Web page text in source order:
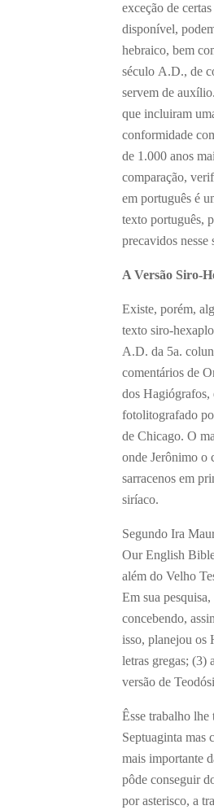
exceção de
disponível,
hebraico, bem
século A.D., de
servem de
que incluiram
conformidade
de 1.000 anos
comparação,
em português é
texto português,
precavidos nesse
A Versão Siro-
Existe, porém,
texto siro-
A.D. da 5a.
comentários de
dos
fotolitografado
de Chicago. O
onde Jerônimo o
sarracenos em
siríaco.
Segundo Ira
Our English
além do Velho
Em sua
concebendo,
isso, planejou os
letras gregas; (3)
versão de
Êsse trabalho
Septuaginta mas
mais importante
pôde conseguir
por asterisco, a